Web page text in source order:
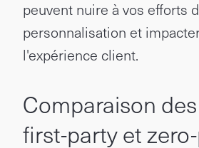
peuvent nuire à vos efforts
personnalisation et
l'expérience client.
Comparaison
first-party et